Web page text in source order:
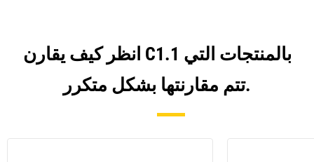
انظر كيف يقارن C1.1 بالمنتجات التي
تتم مقارنتها بشكل متكرر.